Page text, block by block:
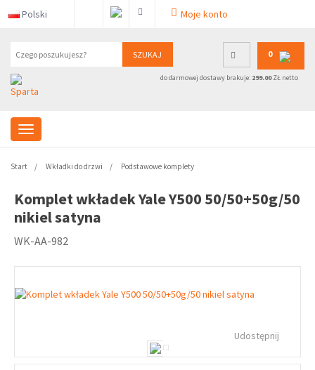
Polski Moje konto
SZUKAJ 0
do darmowej dostawy brakuje: 299.00ZŁ netto
Start Wkładki do drzwi Podstawowe komplety
Komplet wkładek Yale Y500 50/50+50g/50
nikiel satyna
WK-AA-982
Udostępnij